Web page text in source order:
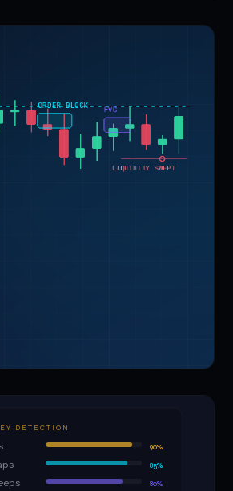
DETECTION
90%
85%
80%